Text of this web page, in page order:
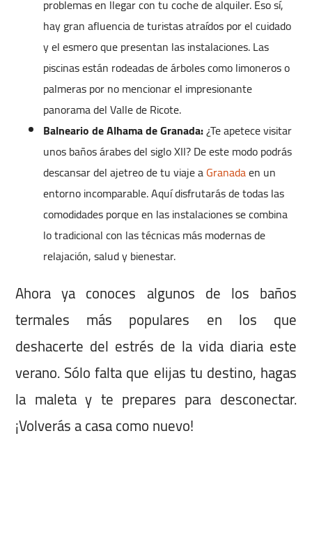
problemas en llegar con tu coche de alquiler. Eso sí,
hay gran afluencia de turistas atraídos por el cuidado
y el esmero que presentan las instalaciones. Las
piscinas están rodeadas de árboles como limoneros o
palmeras por no mencionar el impresionante
panorama del Valle de Ricote.
Balneario de Alhama de Granada:¿Te apetece visitar
unos baños árabes del siglo XII? De este modo podrás
descansar del ajetreo de tu viaje aGranadaen un
entorno incomparable. Aquí disfrutarás de todas las
comodidades porque en las instalaciones se combina
lo tradicional con las técnicas más modernas de
relajación, salud y bienestar.
Ahora ya conoces algunos de los baños
termales más populares en los que
deshacerte del estrés de la vida diaria este
verano. Sólo falta que elijas tu destino, hagas
la maleta y te prepares para desconectar.
¡Volverás a casa como nuevo!